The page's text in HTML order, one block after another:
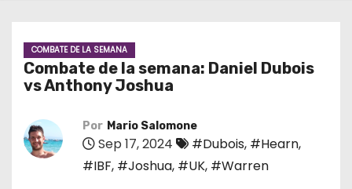
COMBATE DE LA SEMANA
Combate de la semana: Daniel Dubois
vs Anthony Joshua
Por Mario Salomone
Sep 17, 2024 #Dubois, #Hearn,
#IBF, #Joshua, #UK, #Warren